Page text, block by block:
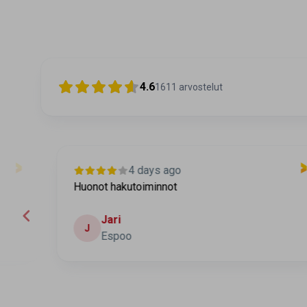
4.61611 arvostelut
4 days ago
Huonot hakutoiminnot
Jari
Espoo